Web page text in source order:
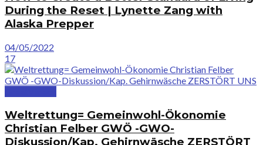
During the Reset | Lynette Zang with
Alaska Prepper
04/05/2022
17
Weltrettung= Gemeinwohl-Ökonomie
Christian Felber GWÖ -GWO-
Diskussion/Kap. Gehirnwäsche ZERSTÖRT